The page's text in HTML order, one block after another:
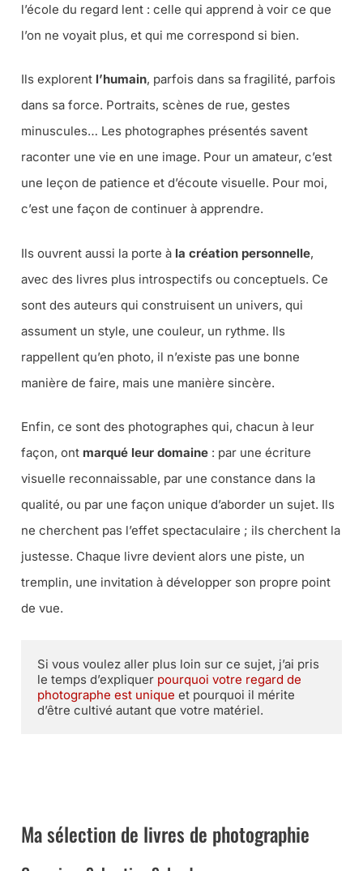
l’école du regard lent : celle qui apprend à voir ce que
l’on ne voyait plus, et qui me correspond si bien.
Ils explorent l’humain, parfois dans sa fragilité, parfois
dans sa force. Portraits, scènes de rue, gestes
minuscules… Les photographes présentés savent
raconter une vie en une image. Pour un amateur, c’est
une leçon de patience et d’écoute visuelle. Pour moi,
c’est une façon de continuer à apprendre.
Ils ouvrent aussi la porte à la création personnelle,
avec des livres plus introspectifs ou conceptuels. Ce
sont des auteurs qui construisent un univers, qui
assument un style, une couleur, un rythme. Ils
rappellent qu’en photo, il n’existe pas une bonne
manière de faire, mais une manière sincère.
Enfin, ce sont des photographes qui, chacun à leur
façon, ont marqué leur domaine : par une écriture
visuelle reconnaissable, par une constance dans la
qualité, ou par une façon unique d’aborder un sujet. Ils
ne cherchent pas l’effet spectaculaire ; ils cherchent la
justesse. Chaque livre devient alors une piste, un
tremplin, une invitation à développer son propre point
de vue.
Si vous voulez aller plus loin sur ce sujet, j’ai pris
le temps d’expliquer pourquoi votre regard de
photographe est unique et pourquoi il mérite
d’être cultivé autant que votre matériel.
Ma sélection de livres de photographie